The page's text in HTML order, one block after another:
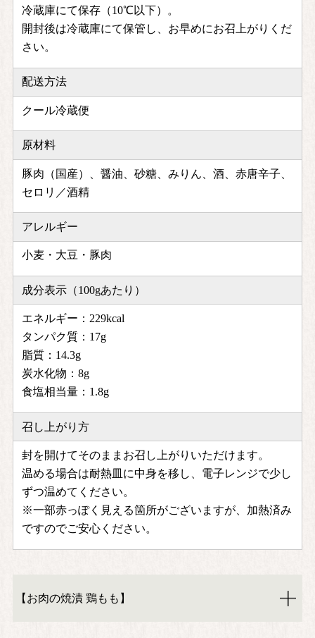
冷蔵庫にて保存（10℃以下）。
開封後は冷蔵庫にて保管し、お早めにお召上がりくだ
さい。
配送方法
クール冷蔵便
原材料
豚肉（国産）、醤油、砂糖、みりん、酒、赤唐辛子、
セロリ／酒精
アレルギー
小麦・大豆・豚肉
成分表示（100gあたり）
エネルギー：229kcal
タンパク質：17g
脂質：14.3g
炭水化物：8g
食塩相当量：1.8g
召し上がり方
封を開けてそのままお召し上がりいただけます。
温める場合は耐熱皿に中身を移し、電子レンジで少し
ずつ温めてください。
※一部赤っぽく見える箇所がございますが、加熱済み
ですのでご安心ください。
【お肉の焼漬 鶏もも】